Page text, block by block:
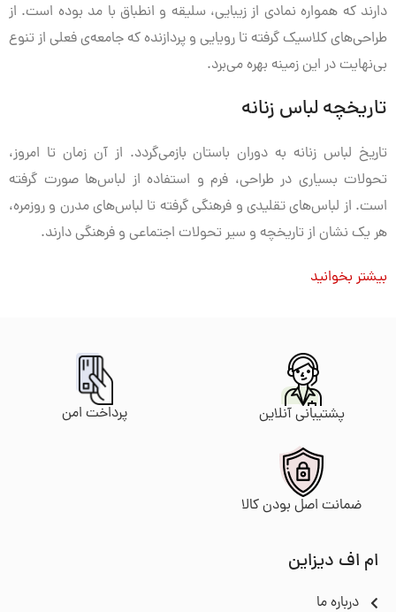
دارند که همواره نمادی از زیبایی، سلیقه و انطباق با مد بوده است. از
طراحی‌های کلاسیک گرفته تا رویایی و پردازنده که جامعه‌ی فعلی از تنوع
بی‌نهایت در این زمینه بهره می‌برد.
تاریخچه لباس زنانه
تاریخ لباس زنانه به دوران باستان بازمی‌گردد. از آن زمان تا امروز،
تحولات بسیاری در طراحی، فرم و استفاده از لباس‌ها صورت گرفته
است. از لباس‌های تقلیدی و فرهنگی گرفته تا لباس‌های مدرن و روزمره،
هر یک نشان از تاریخچه و سیر تحولات اجتماعی و فرهنگی دارند.
بیشتر بخوانید
پشتیبانی آنلاین پرداخت امن
ضمانت اصل بودن کالا
ام اف دیزاین
درباره ما